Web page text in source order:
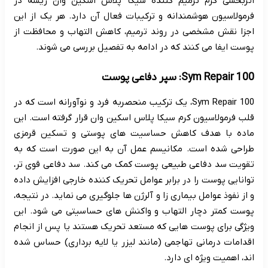
فرمولاسیون هوشمندانه و ترکیبات فعال آن دارد. هر یک از این
اجزا نقش مشخصی در روند ترمیم، کاهش التهاب و محافظت از
پوست ایفا می کنند که در ادامه به تفصیل بررسی می شوند.
Sym Repair 100: سپر دفاعی پوست
Sym Repair 100، یک ترکیب منحصربه فرد و نوآورانه است که در
قلب فرمولاسیون کرم سیکا پلاس اسکین وان قرار گرفته است. این
ماده با هدف کاهش حساسیت های پوستی و تسکین قرمزی
طراحی شده است. مکانیسم عمل آن به این صورت است که به
تقویت سد دفاعی طبیعی پوست کمک می کند. سد دفاعی قوی تر،
توانایی پوست را در برابر عوامل تحریک کننده خارجی افزایش داده
و از نفوذ عوامل بیماری زا و آلرژن ها جلوگیری می نماید. در نتیجه،
پوست کمتر دچار التهاب و واکنش های حساسیتی می شود. این
ویژگی برای پوست هایی که مستعد تحریک هستند یا پس از انجام
اقدامات درمانی تهاجمی (مانند لیزر یا لایه برداری) حساس شده
اند، اهمیت ویژه ای دارد.